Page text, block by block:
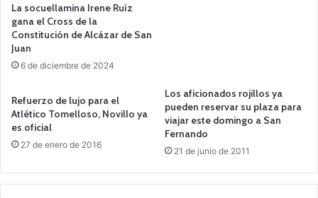
La socuellamina Irene Ruíz
gana el Cross de la
Constitución de Alcázar de San
Juan
6 de diciembre de 2024
Refuerzo de lujo para el
Atlético Tomelloso, Novillo ya
es oficial
27 de enero de 2016
Los aficionados rojillos ya
pueden reservar su plaza para
viajar este domingo a San
Fernando
21 de junio de 2011